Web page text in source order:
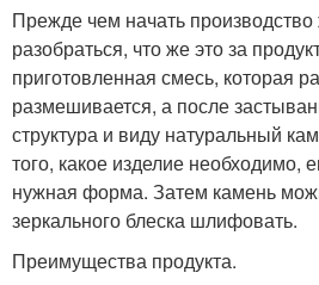
Прежде чем начать производство
разобраться, что же это за
приготовленная смесь, которая
размешивается, а после
структура и виду натуральный
того, какое изделие необходимо,
нужная форма. Затем камень
зеркального блеска шлифовать.
Преимущества продукта.